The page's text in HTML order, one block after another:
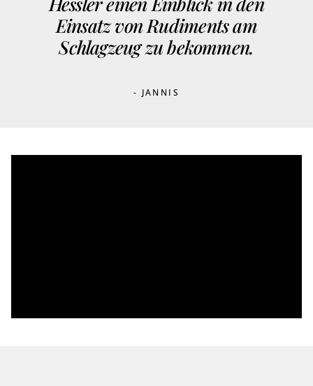
Einsatz von Rudiments am
Schlagzeug zu bekommen.
- JANNIS